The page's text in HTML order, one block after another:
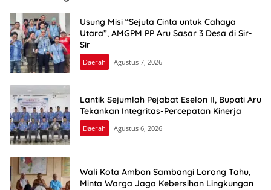
Usung Misi “Sejuta Cinta untuk Cahaya
Utara”, AMGPM PP Aru Sasar 3 Desa di Sir-
Sir
Daerah Agustus 7, 2026
Lantik Sejumlah Pejabat Eselon II, Bupati Aru
Tekankan Integritas-Percepatan Kinerja
Daerah Agustus 6, 2026
Wali Kota Ambon Sambangi Lorong Tahu,
Minta Warga Jaga Kebersihan Lingkungan